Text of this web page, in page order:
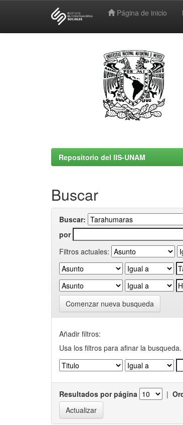
Página de inicio
Repositorio del IIS-UNAM
Buscar
Buscar:
por
Filtros actuales:
Comenzar nueva busqueda
Añadir filtros:
Usa los filtros para afinar la busqueda.
Resultados por página |